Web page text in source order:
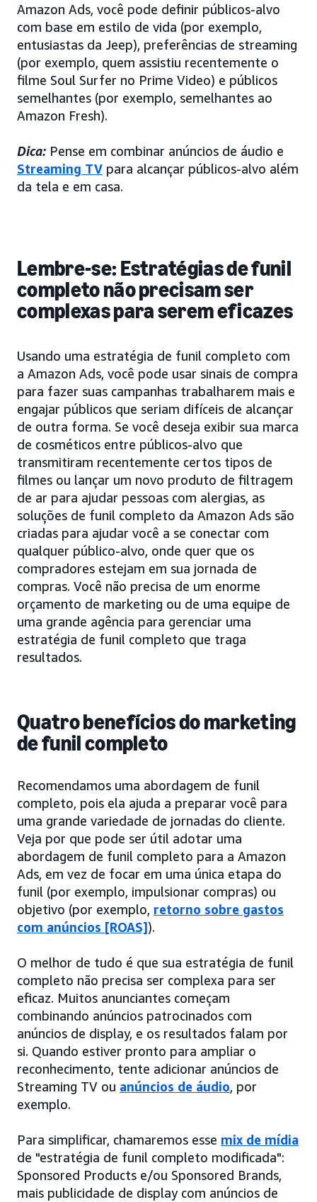
Amazon Ads, você pode definir públicos-alvo
com base em estilo de vida (por exemplo,
entusiastas da Jeep), preferências de streaming
(por exemplo, quem assistiu recentemente o
filme Soul Surfer no Prime Video) e públicos
semelhantes (por exemplo, semelhantes ao
Amazon Fresh).
Dica: Pense em combinar anúncios de áudio e
Streaming TV para alcançar públicos-alvo além
da tela e em casa.
Lembre-se: Estratégias de funil
completo não precisam ser
complexas para serem eficazes
Usando uma estratégia de funil completo com
a Amazon Ads, você pode usar sinais de compra
para fazer suas campanhas trabalharem mais e
engajar públicos que seriam difíceis de alcançar
de outra forma. Se você deseja exibir sua marca
de cosméticos entre públicos-alvo que
transmitiram recentemente certos tipos de
filmes ou lançar um novo produto de filtragem
de ar para ajudar pessoas com alergias, as
soluções de funil completo da Amazon Ads são
criadas para ajudar você a se conectar com
qualquer público-alvo, onde quer que os
compradores estejam em sua jornada de
compras. Você não precisa de um enorme
orçamento de marketing ou de uma equipe de
uma grande agência para gerenciar uma
estratégia de funil completo que traga
resultados.
Quatro benefícios do marketing
de funil completo
Recomendamos uma abordagem de funil
completo, pois ela ajuda a preparar você para
uma grande variedade de jornadas do cliente.
Veja por que pode ser útil adotar uma
abordagem de funil completo para a Amazon
Ads, em vez de focar em uma única etapa do
funil (por exemplo, impulsionar compras) ou
objetivo (por exemplo, retorno sobre gastos
com anúncios [ROAS]).
O melhor de tudo é que sua estratégia de funil
completo não precisa ser complexa para ser
eficaz. Muitos anunciantes começam
combinando anúncios patrocinados com
anúncios de display, e os resultados falam por
si. Quando estiver pronto para ampliar o
reconhecimento, tente adicionar anúncios de
Streaming TV ou anúncios de áudio, por
exemplo.
Para simplificar, chamaremos esse mix de mídia
de "estratégia de funil completo modificada":
Sponsored Products e/ou Sponsored Brands,
mais publicidade de display com anúncios de